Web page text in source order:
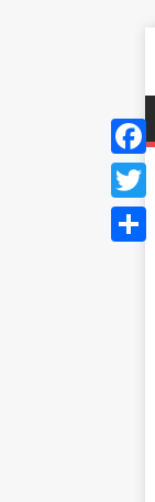
F
a
c
T